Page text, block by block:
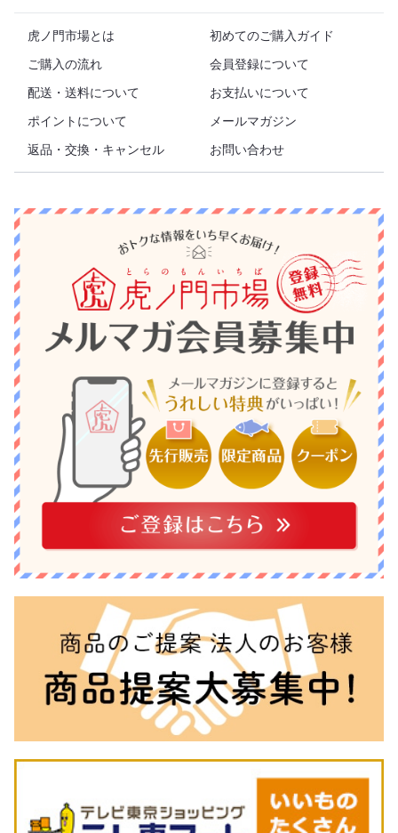
虎ノ門市場とは
初めてのご購入ガイド
ご購入の流れ
会員登録について
配送・送料について
お支払いについて
ポイントについて
メールマガジン
返品・交換・キャンセル
お問い合わせ